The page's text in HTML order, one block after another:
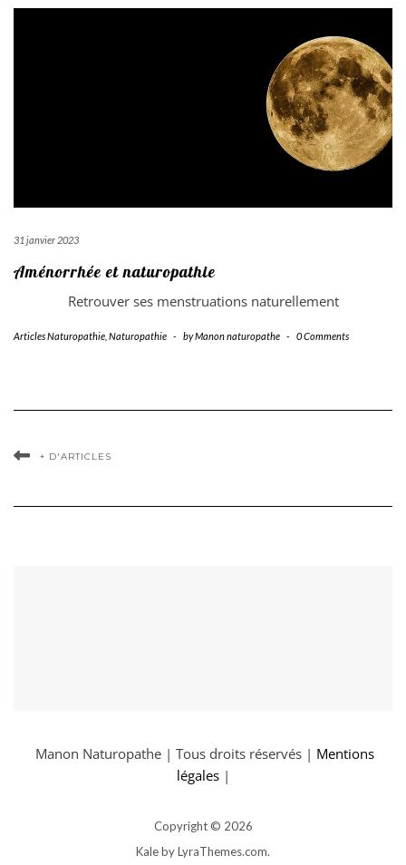
31 janvier 2023
Aménorrhée et naturopathie
Retrouver ses menstruations naturellement
Articles Naturopathie Naturopathie - byManon naturopathe - 0 Comments
+ D'ARTICLES
Manon Naturopathe | Tous droits réservés | Mentions
légales|
Copyright © 2026
Kaleby LyraThemes.com.